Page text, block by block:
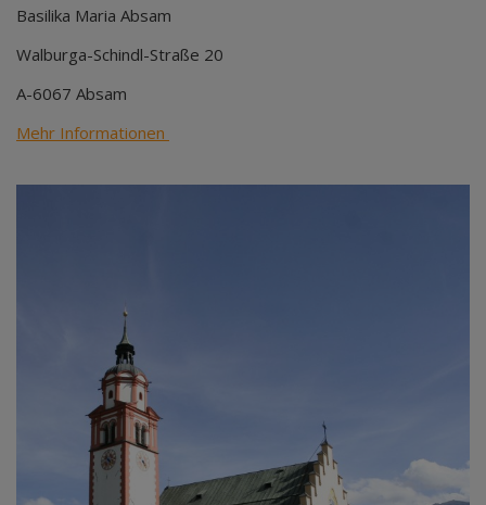
Basilika Maria Absam
Walburga-Schindl-Straße 20
A-6067 Absam
Mehr Informationen